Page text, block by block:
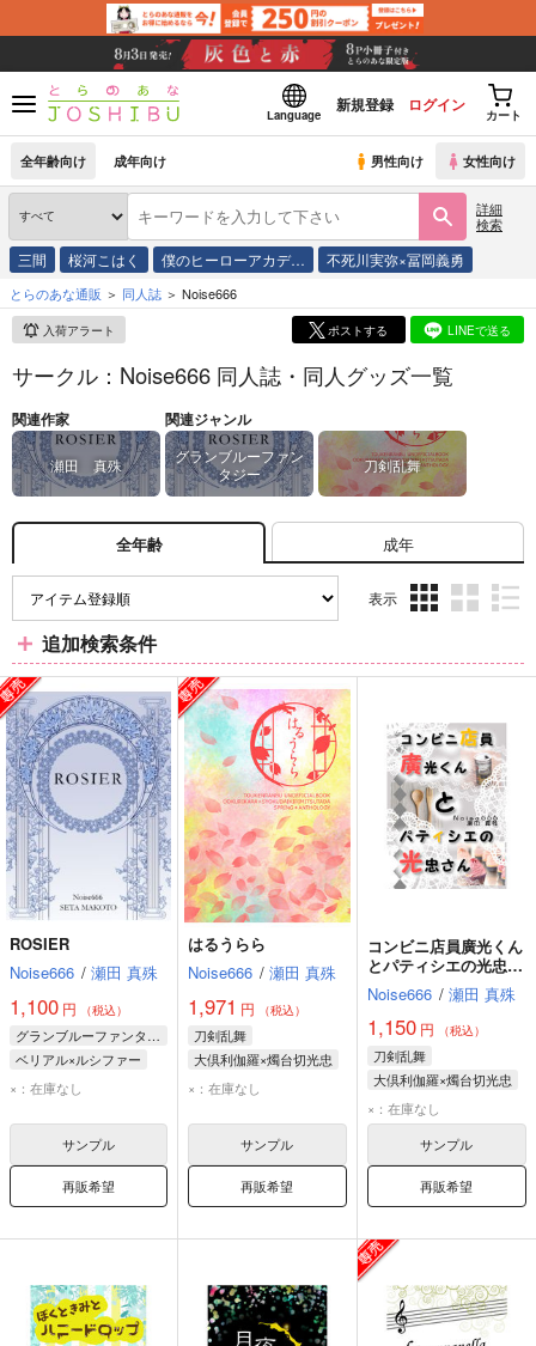
Language
新規登録 ログイン
カート
全年齢向け 成年向け 男性向け 女性向け
詳細
検索
三間 桜河こはく 僕のヒーローアカデ… 不死川実弥×冨岡義勇
とらのあな通販 同人誌 Noise666
入荷アラート ポストする LINEで送る
サークル：Noise666 同人誌・同人グッズ一覧
関連作家
瀬田 真殊
関連ジャンル
グランブルーファン
タジー
刀剣乱舞
全年齢 成年
表示
ム
表
ム
表
ム
表
追加検索条件
ROSIER
Noise666 / 瀬田 真殊
1,100 円 （税込）
グランブルーファンタジー
ベリアル×ルシファー
ベリアル
×：在庫なし
サンプル
再販希望
はるうらら
Noise666 / 瀬田 真殊
1,971 円 （税込）
刀剣乱舞
大倶利伽羅×燭台切光忠
大倶利伽羅
×：在庫なし
サンプル
再販希望
コンビニ店員廣光くん
とパティシエの光忠さ
ん
Noise666 / 瀬田 真殊
1,150円 （税込）
刀剣乱舞
大倶利伽羅×燭台切光忠
大倶利伽羅
燭台切光忠
×：在庫なし
サンプル
再販希望